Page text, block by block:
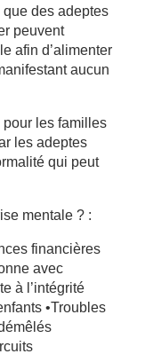
que des adeptes
peuvent
afin d’alimenter
aucun
les familles
les adeptes
qui peut
mentale ? :
financières
avec
à l’intégrité
•Troubles